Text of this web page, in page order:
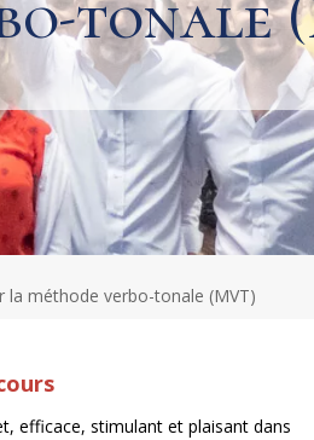
tonale
méthode verbo-tonale (MVT)
efficace, stimulant et plaisant dans